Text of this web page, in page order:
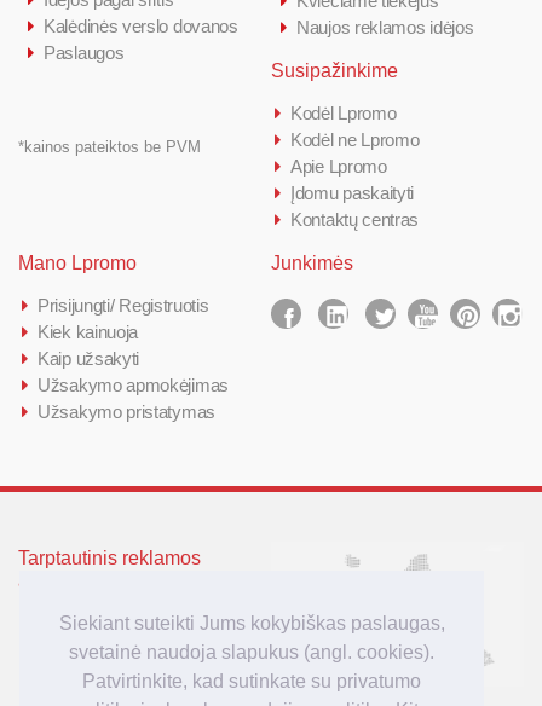
Siekiant suteikti Jums kokybiškas paslaugas,
svetainė naudoja slapukus (angl. cookies).
Patvirtinkite, kad sutinkate su privatumo
Kalėdinės verslo dovanos
Paslaugos
*kainos pateiktos be PVM
Naujos reklamos idėjos
Susipažinkime
Kodėl Lpromo
Kodėl ne Lpromo
Apie Lpromo
Įdomu paskaityti
Kontaktų centras
Mano Lpromo
Prisijungti/ Registruotis
Kiek kainuoja
Kaip užsakyti
Užsakymo apmokėjimas
Užsakymo pristatymas
Junkimės
Tarptautinis reklamos
agenturos Lpromo tinklas
Lietuva
Latvija
Lenkija